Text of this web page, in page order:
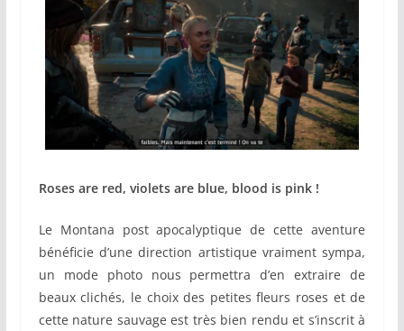
Roses are red, violets are blue, blood is pink !
Le Montana post apocalyptique de cette aventure
bénéficie d’une direction artistique vraiment sympa,
un mode photo nous permettra d’en extraire de
beaux clichés, le choix des petites fleurs roses et de
cette nature sauvage est très bien rendu et s’inscrit à